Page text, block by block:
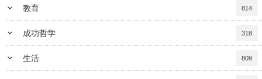
keyboard_arrow_down 教育 814
keyboard_arrow_down 成功哲学 318
keyboard_arrow_down 生活 809